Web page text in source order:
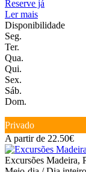
Reserve já
Ler mais
Disponibilidade
Seg.
Ter.
Qua.
Qui.
Sex.
Sáb.
Dom.
Privado
A partir de 22.50€
Excursões Madeira,